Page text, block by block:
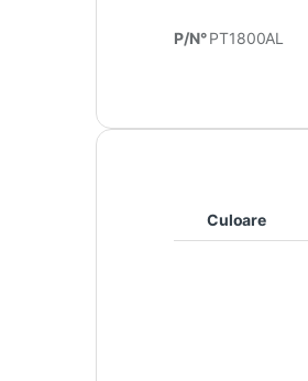
P/N°PT1800AL
Culoare